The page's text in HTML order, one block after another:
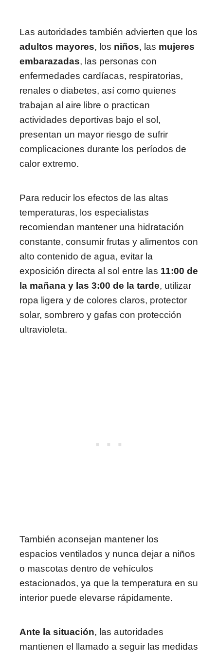
Las autoridades también advierten que los
adultos mayores, los niños, las mujeres
embarazadas, las personas con
enfermedades cardíacas, respiratorias,
renales o diabetes, así como quienes
trabajan al aire libre o practican
actividades deportivas bajo el sol,
presentan un mayor riesgo de sufrir
complicaciones durante los períodos de
calor extremo.
Para reducir los efectos de las altas
temperaturas, los especialistas
recomiendan mantener una hidratación
constante, consumir frutas y alimentos con
alto contenido de agua, evitar la
exposición directa al sol entre las 11:00 de
la mañana y las 3:00 de la tarde, utilizar
ropa ligera y de colores claros, protector
solar, sombrero y gafas con protección
ultravioleta.
También aconsejan mantener los
espacios ventilados y nunca dejar a niños
o mascotas dentro de vehículos
estacionados, ya que la temperatura en su
interior puede elevarse rápidamente.
Ante la situación, las autoridades
mantienen el llamado a seguir las medidas